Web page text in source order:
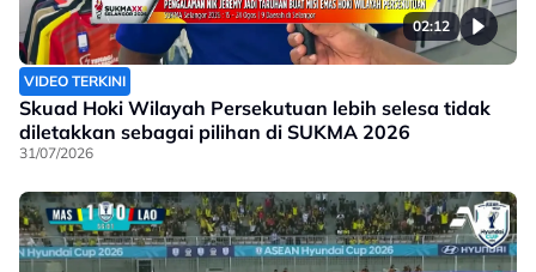
02:12
VIDEO TERKINI
Skuad Hoki Wilayah Persekutuan lebih selesa tidak
diletakkan sebagai pilihan di SUKMA 2026
31/07/2026